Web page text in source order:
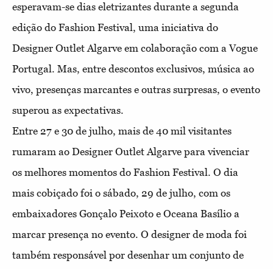
esperavam-se dias eletrizantes durante a segunda
edição do Fashion Festival, uma iniciativa do
Designer Outlet Algarve em colaboração com a Vogue
Portugal. Mas, entre descontos exclusivos, música ao
vivo, presenças marcantes e outras surpresas, o evento
superou as expectativas.
Entre 27 e 30 de julho, mais de 40 mil visitantes
rumaram ao Designer Outlet Algarve para vivenciar
os melhores momentos do Fashion Festival. O dia
mais cobiçado foi o sábado, 29 de julho, com os
embaixadores Gonçalo Peixoto e Oceana Basílio a
marcar presença no evento. O designer de moda foi
também responsável por desenhar um conjunto de